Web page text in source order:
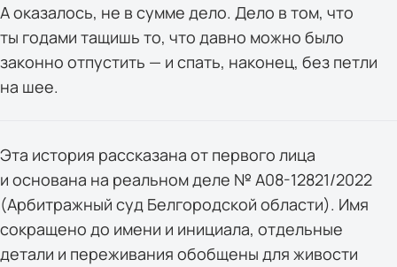
А оказалось, не в сумме дело. Дело в том, что
ты годами тащишь то, что давно можно было
законно отпустить — и спать, наконец, без петли
на шее.
Эта история рассказана от первого лица
и основана на реальном деле № А08-12821/2022
(Арбитражный суд Белгородской области). Имя
сокращено до имени и инициала, отдельные
детали и переживания обобщены для живости